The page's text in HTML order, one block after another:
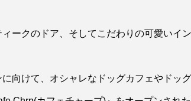
ークのドア、そしてこだわりの可愛いイ
向けて、オシャレなドッグカフェやドッ